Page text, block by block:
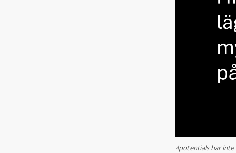
4potentials har inte